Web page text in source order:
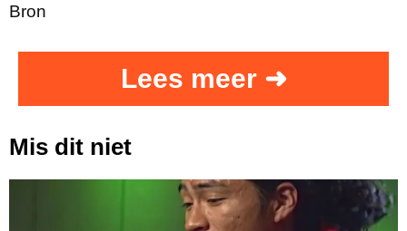
Bron
Lees meer ➜
Mis dit niet